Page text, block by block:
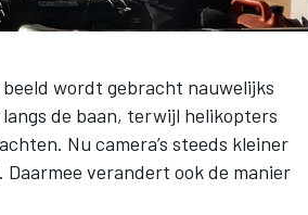
wordt gebracht nauwelijks
de baan, terwijl helikopters
Nu camera’s steeds kleiner
verandert ook de manier